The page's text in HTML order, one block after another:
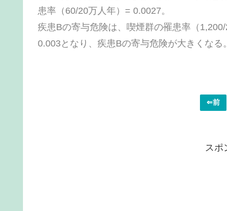
患率（60/20万人年）= 0.0027。
疾患Bの寄与危険は、喫煙群の罹患率（
0.003となり、疾患Bの寄与危険が大きくなる。
⇐前
スポ